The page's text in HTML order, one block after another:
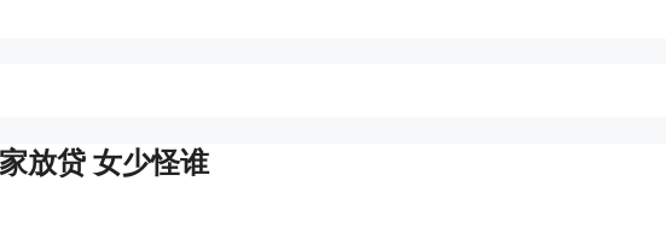
放贷 女少怪谁